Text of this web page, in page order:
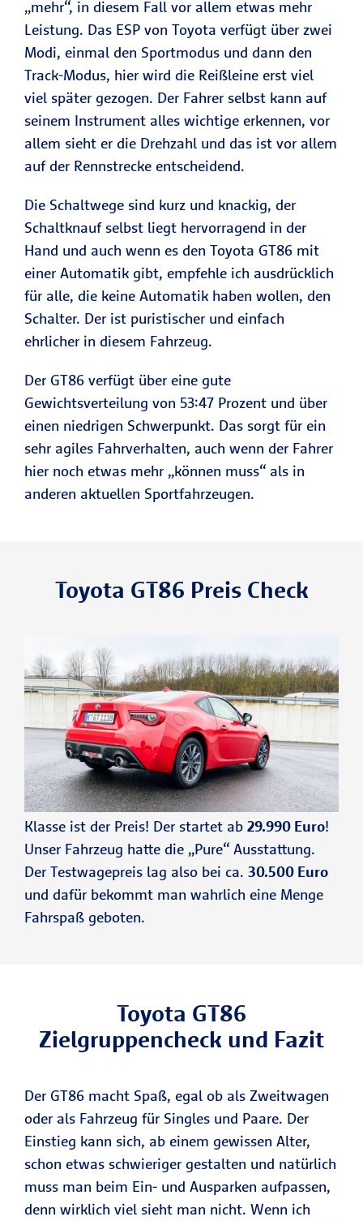
„mehr“, in diesem Fall vor allem etwas mehr
Leistung. Das ESP von Toyota verfügt über zwei
Modi, einmal den Sportmodus und dann den
Track-Modus, hier wird die Reißleine erst viel
viel später gezogen. Der Fahrer selbst kann auf
seinem Instrument alles wichtige erkennen, vor
allem sieht er die Drehzahl und das ist vor allem
auf der Rennstrecke entscheidend.
Die Schaltwege sind kurz und knackig, der
Schaltknauf selbst liegt hervorragend in der
Hand und auch wenn es den Toyota GT86 mit
einer Automatik gibt, empfehle ich ausdrücklich
für alle, die keine Automatik haben wollen, den
Schalter. Der ist puristischer und einfach
ehrlicher in diesem Fahrzeug.
Der GT86 verfügt über eine gute
Gewichtsverteilung von 53:47 Prozent und über
einen niedrigen Schwerpunkt. Das sorgt für ein
sehr agiles Fahrverhalten, auch wenn der Fahrer
hier noch etwas mehr „können muss“ als in
anderen aktuellen Sportfahrzeugen.
Toyota GT86 Preis Check
Klasse ist der Preis! Der startet ab 29.990 Euro!
Unser Fahrzeug hatte die „Pure“ Ausstattung.
Der Testwagepreis lag also bei ca. 30.500 Euro
und dafür bekommt man wahrlich eine Menge
Fahrspaß geboten.
Toyota GT86
Zielgruppencheck und Fazit
Der GT86 macht Spaß, egal ob als Zweitwagen
oder als Fahrzeug für Singles und Paare. Der
Einstieg kann sich, ab einem gewissen Alter,
schon etwas schwieriger gestalten und natürlich
muss man beim Ein- und Ausparken aufpassen,
denn wirklich viel sieht man nicht. Wenn ich